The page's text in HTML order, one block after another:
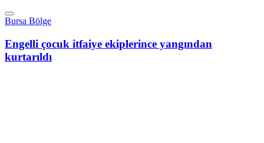
Bursa Bölge
Engelli çocuk itfaiye ekiplerince yangından
kurtarıldı